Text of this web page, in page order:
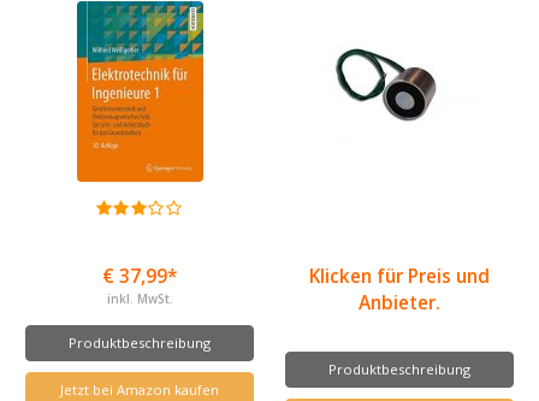
€ 37,99*
inkl. MwSt.
Produktbeschreibung
Jetzt bei Amazon kaufen
Klicken für Preis und
Anbieter.
Produktbeschreibung